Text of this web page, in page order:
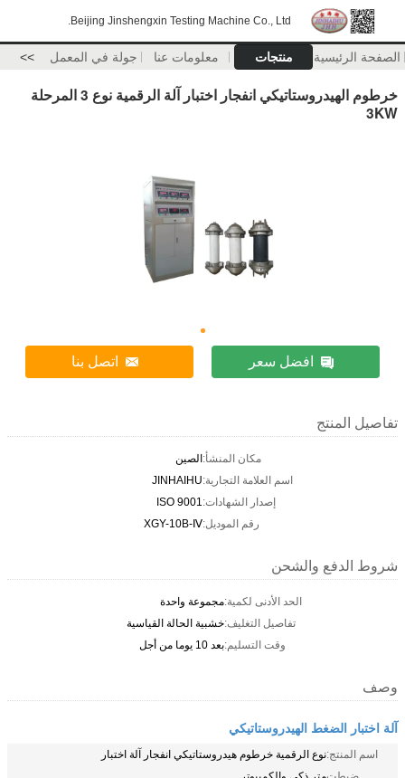
Beijing Jinshengxin Testing Machine Co., Ltd.
الصفحة الرئيسية منتجات معلومات عنا جولة في المعمل >>
خرطوم الهيدروستاتيكي انفجار اختبار آلة الرقمية نوع 3 المرحلة
3KW
افضل سعر اتصل بنا
تفاصيل المنتج
مكان المنشأ:الصين
اسم العلامة التجارية:JINHAIHU
إصدار الشهادات:ISO 9001
رقم الموديل:XGY-10B-Ⅳ
شروط الدفع والشحن
الحد الأدنى لكمية:مجموعة واحدة
تفاصيل التغليف:خشبية الحالة القياسية
وقت التسليم:بعد 10 يوما من أجل
وصف
آلة اختبار الضغط الهيدروستاتيكي
اسم المنتج:نوع الرقمية خرطوم هيدروستاتيكي انفجار آلة اختبار